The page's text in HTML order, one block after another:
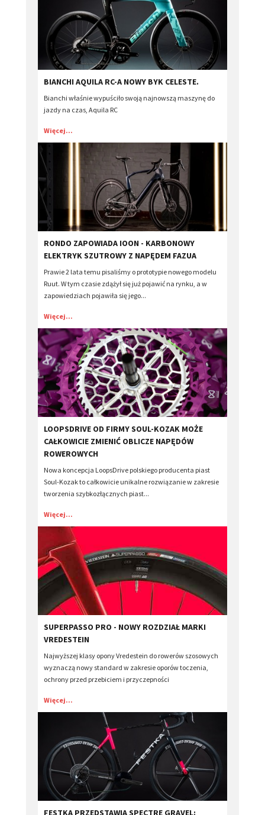
BIANCHI AQUILA RC-A NOWY BYK CELESTE.
Bianchi właśnie wypuściło swoją najnowszą maszynę do
jazdy na czas, Aquila RC
Więcej...
​RONDO ZAPOWIADA IOON - KARBONOWY
ELEKTRYK SZUTROWY Z NAPĘDEM FAZUA
Prawie 2 lata temu pisaliśmy o prototypie nowego modelu
Ruut. W tym czasie zdążył się już pojawić na rynku, a w
zapowiedziach pojawiła się jego...
Więcej...
LOOPSDRIVE OD FIRMY SOUL-KOZAK MOŻE
CAŁKOWICIE ZMIENIĆ OBLICZE NAPĘDÓW
ROWEROWYCH
Nowa koncepcja LoopsDrive polskiego producenta piast
Soul-Kozak to całkowicie unikalne rozwiązanie w zakresie
tworzenia szybkozłącznych piast...
Więcej...
SUPERPASSO PRO - NOWY ROZDZIAŁ MARKI
VREDESTEIN
Najwyższej klasy opony Vredestein do rowerów szosowych
wyznaczą nowy standard w zakresie oporów toczenia,
ochrony przed przebiciem i przyczepności
Więcej...
​FESTKA PRZEDSTAWIA SPECTRE GRAVEL: